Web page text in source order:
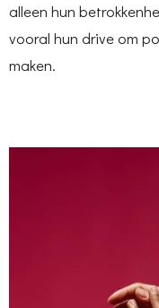
alleen hun
vooral hun drive om
maken.